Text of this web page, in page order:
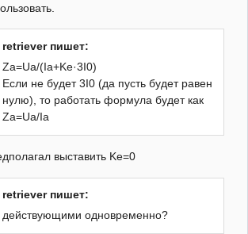
retriever пишет:
Za=Ua/(Ia+Ke·3I0)
Если не будет 3I0 (да пусть будет равен
нулю), то работать формула будет как
Za=Ua/Ia
выставить Ke=0
retriever пишет:
действующими одновременно?